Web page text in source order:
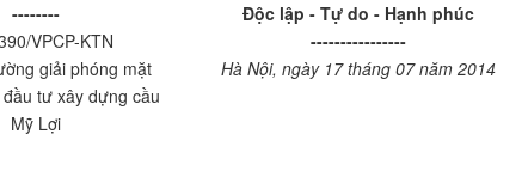
--------
VPCP-KTN
giải phóng mặt
tư xây dựng cầu
Mỹ Lợi
Độc lập - Tự do - Hạnh phúc
----------------
Hà Nội, ngày 17 tháng 07 năm 2014